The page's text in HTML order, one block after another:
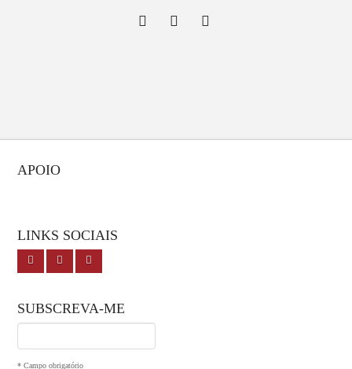
APOIO
LINKS SOCIAIS
SUBSCREVA-ME
I agree terms and conditions.*
* Campo obrigatório